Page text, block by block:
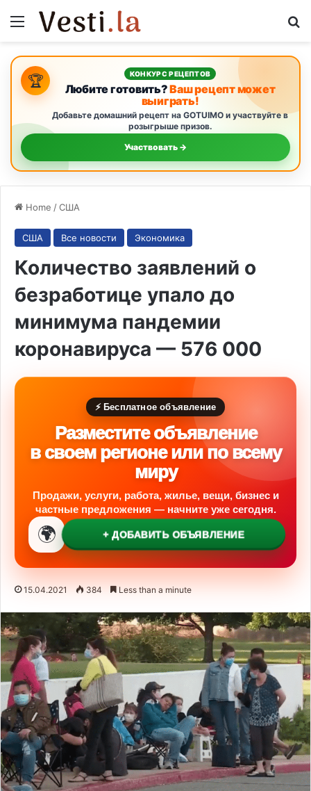
Menu
🏆 КОНКУРС РЕЦЕПТОВ
Любите готовить?Ваш рецепт может
выиграть!
Добавьте домашний рецепт на GOTUIMO и участвуйте в
розыгрыше призов.
Участвовать →
Home /США
США Все новости Экономика
Количество заявлений о
безработице упало до
минимума пандемии
коронавируса — 576 000
⚡ Бесплатное объявление
Разместите объявление
в своем регионе или по всему
миру
Продажи, услуги, работа, жилье, вещи, бизнес и
частные предложения — начните уже сегодня.
🌍 + ДОБАВИТЬ ОБЪЯВЛЕНИЕ
15.04.2021 384 Less than a minute